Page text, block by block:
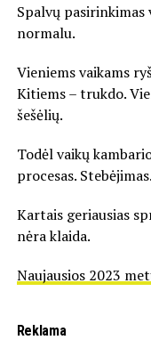
Spalvų pasirinkimas
normalu.
Vieniems vaikams
Kitiems – trukdo.
šešėlių.
Todėl vaikų
procesas.
Kartais geriausias
nėra klaida.
Naujausios 2023
Reklama